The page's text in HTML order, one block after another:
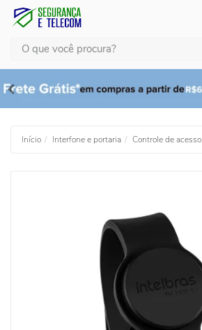
Busca
Início Interfone e portaria Controle de acesso